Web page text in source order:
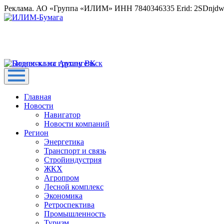
Реклама. АО «Группа «ИЛИМ» ИНН 7840346335 Erid:
Главная
Новости
Навигатор
Новости компаний
Регион
Энергетика
Транспорт и связь
Стройиндустрия
ЖКХ
Агропром
Лесной комплекс
Экономика
Ретроспектива
Промышленность